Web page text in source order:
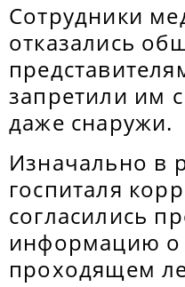
Сотрудники
отказались
запретили им
даже снаружи.
Изначально в
госпиталя
согласились
информацию о
проходящем